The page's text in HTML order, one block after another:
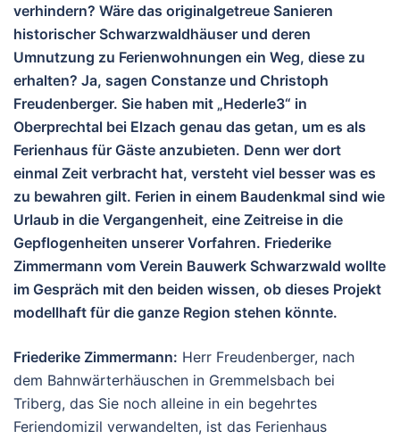
verhindern? Wäre das originalgetreue Sanieren
historischer Schwarzwaldhäuser und deren
Umnutzung zu Ferienwohnungen ein Weg, diese zu
erhalten? Ja, sagen Constanze und Christoph
Freudenberger. Sie haben mit „Hederle3“ in
Oberprechtal bei Elzach genau das getan, um es als
Ferienhaus für Gäste anzubieten. Denn wer dort
einmal Zeit verbracht hat, versteht viel besser was es
zu bewahren gilt. Ferien in einem Baudenkmal sind wie
Urlaub in die Vergangenheit, eine Zeitreise in die
Gepflogenheiten unserer Vorfahren. Friederike
Zimmermann vom Verein Bauwerk Schwarzwald wollte
im Gespräch mit den beiden wissen, ob dieses Projekt
modellhaft für die ganze Region stehen könnte.
Friederike Zimmermann: Herr Freudenberger, nach
dem Bahnwärterhäuschen in Gremmelsbach bei
Triberg, das Sie noch alleine in ein begehrtes
Feriendomizil verwandelten, ist das Ferienhaus